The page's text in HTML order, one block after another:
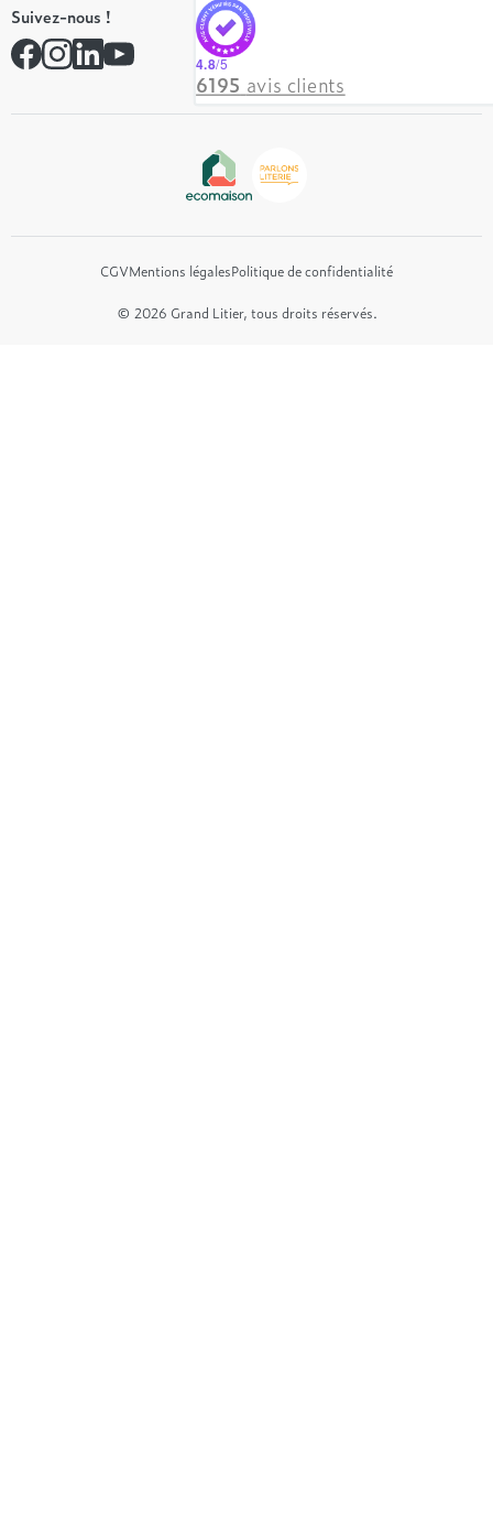
Rejoindre notre réseau
Contactez-nous
André Renault
Simmons
Hôtel & Lodge
Suivez-nous !
4.8/5
6195 avis clients
CGVMentions légalesPolitique de confidentialité
© 2026 Grand Litier, tous droits réservés.